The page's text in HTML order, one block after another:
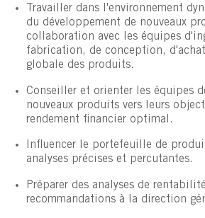
Travailler dans l'environnement
du développement de nouveaux
collaboration avec les équipes
fabrication, de conception,
globale des produits.
Conseiller et orienter les équipes
nouveaux produits vers leurs
rendement financier optimal.
Influencer le portefeuille de
analyses précises et percutantes.
Préparer des analyses de
recommandations à la direction